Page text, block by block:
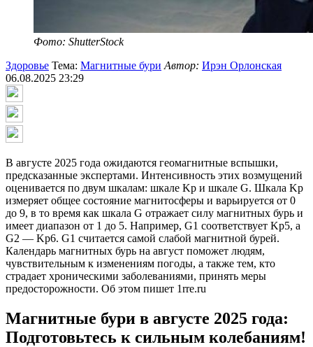
Фото: ShutterStock
Здоровье Тема: Магнитные бури Автор: Ирэн Орлонская
06.08.2025 23:29
В августе 2025 года ожидаются геомагнитные вспышки,
предсказанные экспертами. Интенсивность этих возмущений
оценивается по двум шкалам: шкале Kp и шкале G. Шкала Kp
измеряет общее состояние магнитосферы и варьируется от 0
до 9, в то время как шкала G отражает силу магнитных бурь и
имеет диапазон от 1 до 5. Например, G1 соответствует Kp5, а
G2 — Kp6. G1 считается самой слабой магнитной бурей.
Календарь магнитных бурь на август поможет людям,
чувствительным к изменениям погоды, а также тем, кто
страдает хроническими заболеваниями, принять меры
предосторожности. Об этом пишет 1rre.ru
Магнитные бури в августе 2025 года:
Подготовьтесь к сильным колебаниям!